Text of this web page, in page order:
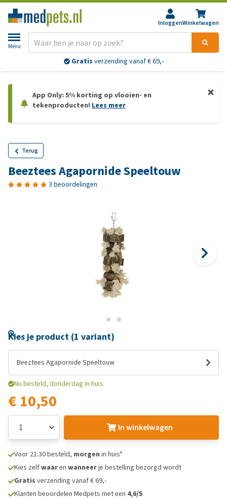
InloggenWinkelwagen
Menu
Gratis verzending vanaf € 69,-
App Only: 5% korting op vlooien- en
tekenproducten! Lees meer
Terug
Beeztees Agapornide Speeltouw
3 beoordelingen
Kies je product (1 variant)
Beeztees Agapornide Speeltouw
Nu besteld, donderdag in huis
€ 10,50
In winkelwagen
Voor 21:30 besteld, morgen in huis*
Kies zelfwaaren wanneerje bestelling bezorgd wordt
Gratis verzending vanaf € 69,-
Klanten beoordelen Medpets met een 4,6/5